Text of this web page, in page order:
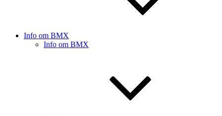
Info om BMX
Info om BMX